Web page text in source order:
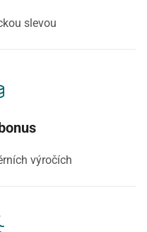
slevou
výročích